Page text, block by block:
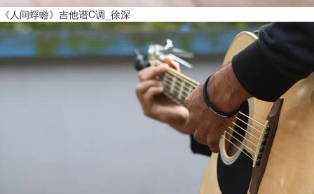
《人间蜉蝣》吉他谱C调_徐深